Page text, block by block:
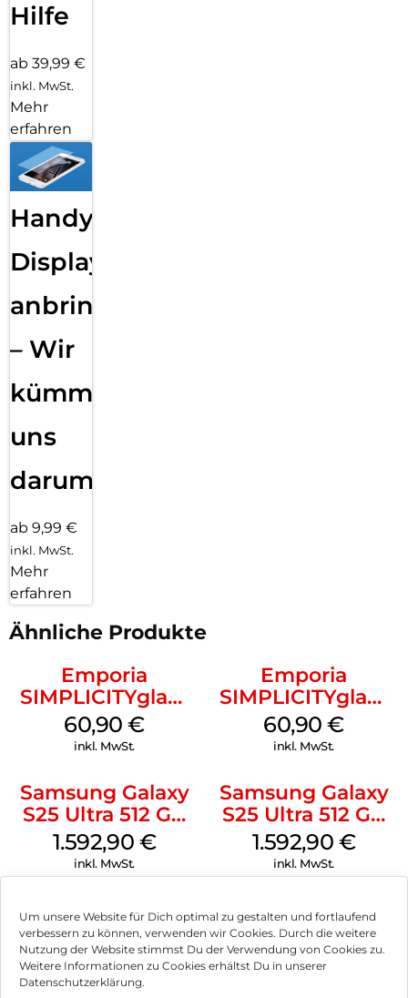
Um unsere Website für Dich optimal zu gestalten und fortlaufend
verbessern zu können, verwenden wir Cookies. Durch die weitere
Nutzung der Website stimmst Du der Verwendung von Cookies zu.
Weitere Informationen zu Cookies erhältst Du in unserer
Datenschutzerklärung.
Hilfe
ab 39,99 €
inkl. MwSt.
Mehr
erfahren
Handy
Displayfolie
anbringen
– Wir
kümmern
uns
darum!
ab 9,99 €
inkl. MwSt.
Mehr
erfahren
Ähnliche Produkte
Emporia
SIMPLICITYglam
Weiss
60,90€
inkl. MwSt.
Emporia
SIMPLICITYglam
Schwarz
60,90€
inkl. MwSt.
Samsung Galaxy
S25 Ultra 512 GB
Titanium
Whitesilver
1.592,90 €
inkl. MwSt.
Samsung Galaxy
S25 Ultra 512 GB
Titanium
Silverblue
1.592,90 €
inkl. MwSt.
Samsung Galaxy
A16 LTE 128 GB
Black
122,90€
inkl. MwSt.
Samsung Galaxy
XCover 7 EE 128
GB Black
237,90€